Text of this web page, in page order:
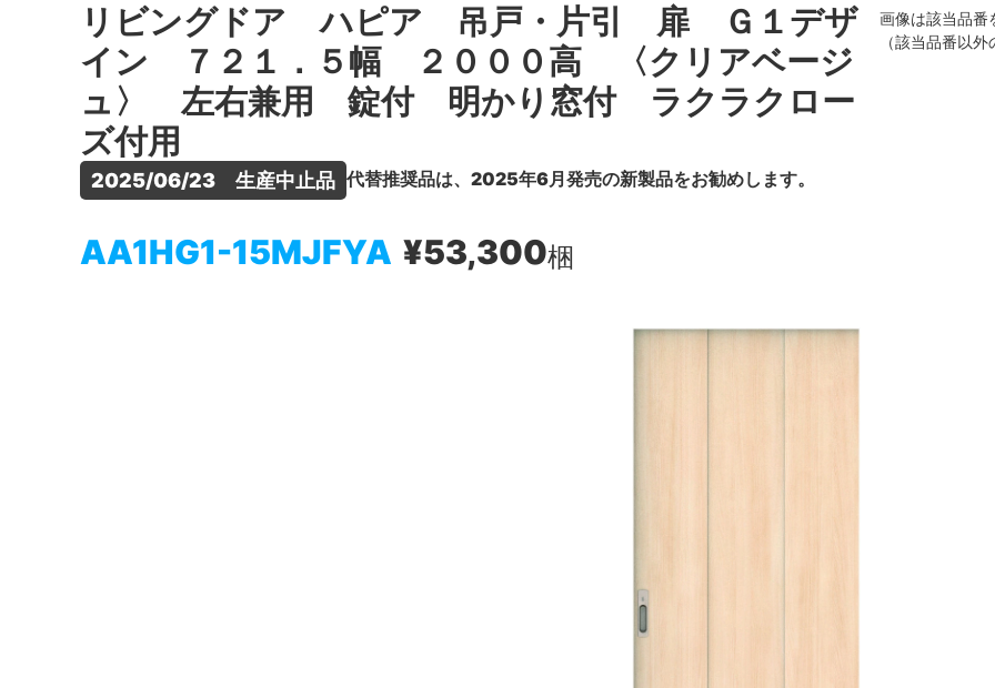
リビングドア ハピア 吊戸・片引 扉 Ｇ１デザ
イン ７２１．５幅 ２０００高 〈クリアベージ
ュ〉 左右兼用 錠付 明かり窓付 ラクラクロー
ズ付用
2025/06/23　生産中止品 代替推奨品は、2025年6月発売の新製品をお勧めします。
AA1HG1-15MJFYA ¥53,300梱
画像は該当品番
（該当品番以